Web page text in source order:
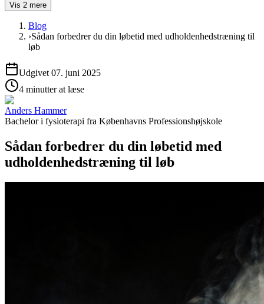
Vis 2 mere
Blog
›Sådan forbedrer du din løbetid med udholdenhedstræning til
løb
Udgivet 07. juni 2025
4 minutter at læse
Anders Hammer
Bachelor i fysioterapi fra Københavns Professionshøjskole
Sådan forbedrer du din løbetid med
udholdenhedstræning til løb